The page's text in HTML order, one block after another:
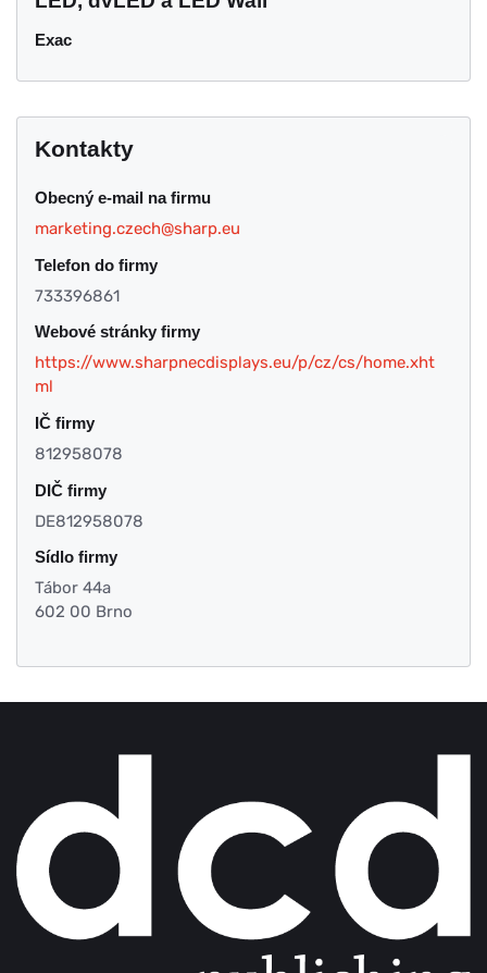
Exac
Kontakty
Obecný e-mail na firmu
marketing.czech@sharp.eu
Telefon do firmy
733396861
Webové stránky firmy
https://www.sharpnecdisplays.eu/p/cz/cs/home.xht
ml
IČ firmy
812958078
DIČ firmy
DE812958078
Sídlo firmy
Tábor 44a
602 00 Brno